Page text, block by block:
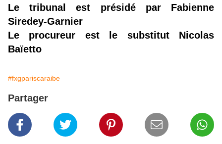
Le tribunal est présidé par Fabienne
Siredey-Garnier
Le procureur est le substitut Nicolas
Baïetto
#fxgpariscaraibe
Partager